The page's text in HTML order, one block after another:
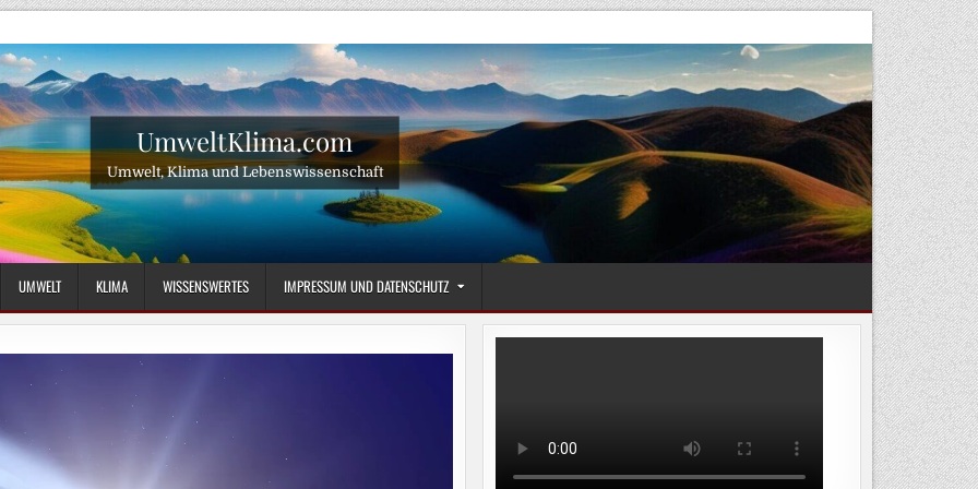
UmweltKlima.com
Umwelt, Klima und Lebenswissenschaft
UMWELT KLIMA WISSENSWERTES IMPRESSUM UND DATENSCHUTZ